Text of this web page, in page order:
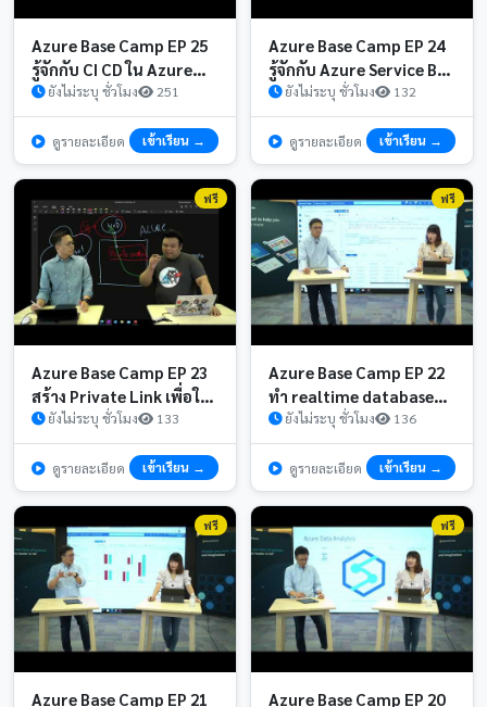
Azure Base Camp EP 25
รู้จักกับ CI CD ใน Azure
DevOps Services
ยังไม่ระบุ ชั่วโมง 251
ดูรายละเอียด เข้าเรียน →
Azure Base Camp EP 24
รู้จักกับ Azure Service Bus
เป็น messaging service
ตัวช่วยจัดการเขียนแอพ
ยังไม่ระบุ ชั่วโมง 132
ดูรายละเอียด เข้าเรียน →
ฟรี
Azure Base Camp EP 23
สร้าง Private Link เพื่อใช้
intranet ผ่าน private
routing
ยังไม่ระบุ ชั่วโมง 133
ดูรายละเอียด เข้าเรียน →
ฟรี
Azure Base Camp EP 22
ทำ realtime database
query และการทำ data
masking ด้วย Synapse
ตอนที่ 3 3
ยังไม่ระบุ ชั่วโมง 136
ดูรายละเอียด เข้าเรียน →
ฟรี
Azure Base Camp EP 21
ฟรี
Azure Base Camp EP 20